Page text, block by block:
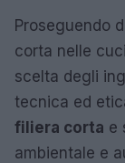
Proseguendo
corta nelle
scelta degli
tecnica ed
filiera corta e
ambientale e